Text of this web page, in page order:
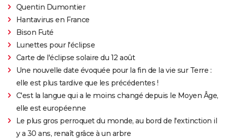
Quentin Dumontier
Hantavirus en France
Bison Futé
Lunettes pour l'éclipse
Carte de l'éclipse solaire du 12 août
Une nouvelle date évoquée pour la fin de la vie sur Terre :
elle est plus tardive que les précédentes !
C'est la langue qui a le moins changé depuis le Moyen Âge,
elle est européenne
Le plus gros perroquet du monde, au bord de l'extinction il
y a 30 ans, renaît grâce à un arbre